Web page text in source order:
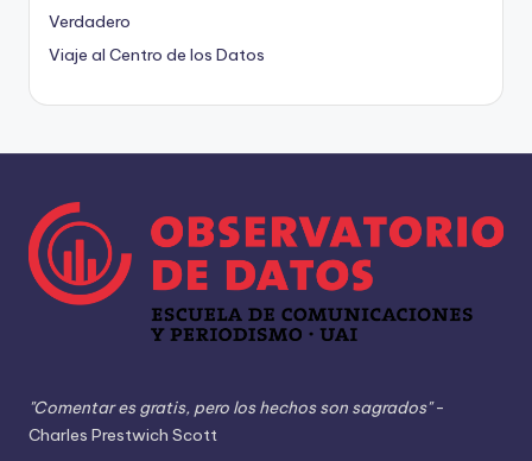
Verdadero
Viaje al Centro de los Datos
"Comentar es gratis, pero los hechos son sagrados"-
Charles Prestwich Scott